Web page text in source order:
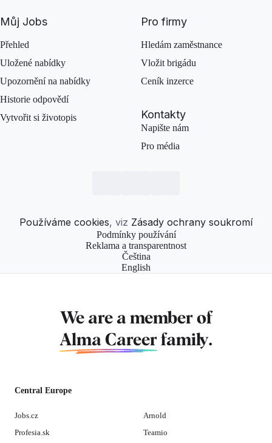
Můj Jobs
Přehled
Uložené nabídky
Upozornění na nabídky
Historie odpovědí
Vytvořit si životopis
Pro firmy
Hledám zaměstnance
Vložit brigádu
Ceník inzerce
Kontakty
Napište nám
Pro média
Používáme cookies, viz Zásady ochrany soukromí
Podmínky používání
Reklama a transparentnost
Čeština
English
We are a member of
Alma Career family.
Central Europe
Jobs.cz
Profesia.sk
Arnold
Teamio